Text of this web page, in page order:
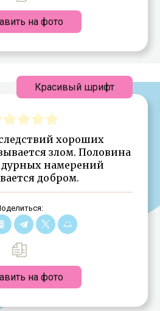
на фото
хороших
злом. Половина
дурных намерений
добром.
на фото
Красивый шрифт